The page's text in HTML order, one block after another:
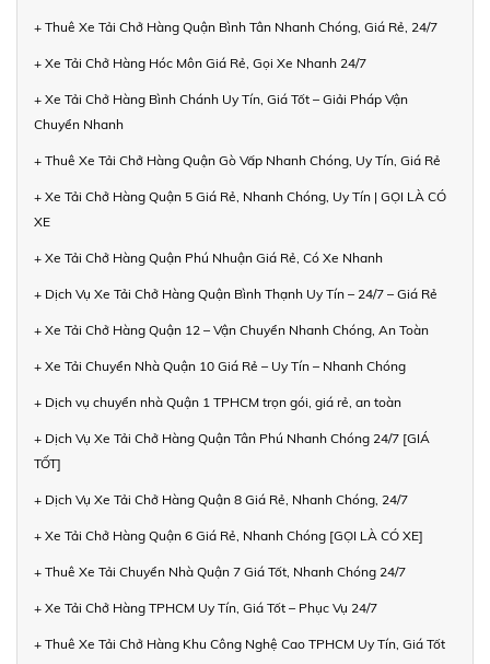
+ Thuê Xe Tải Chở Hàng Quận Bình Tân Nhanh Chóng, Giá Rẻ, 24/7
+ Xe Tải Chở Hàng Hóc Môn Giá Rẻ, Gọi Xe Nhanh 24/7
+ Xe Tải Chở Hàng Bình Chánh Uy Tín, Giá Tốt – Giải Pháp Vận
Chuyển Nhanh
+ Thuê Xe Tải Chở Hàng Quận Gò Vấp Nhanh Chóng, Uy Tín, Giá Rẻ
+ Xe Tải Chở Hàng Quận 5 Giá Rẻ, Nhanh Chóng, Uy Tín | GỌI LÀ CÓ
XE
+ Xe Tải Chở Hàng Quận Phú Nhuận Giá Rẻ, Có Xe Nhanh
+ Dịch Vụ Xe Tải Chở Hàng Quận Bình Thạnh Uy Tín – 24/7 – Giá Rẻ
+ Xe Tải Chở Hàng Quận 12 – Vận Chuyển Nhanh Chóng, An Toàn
+ Xe Tải Chuyển Nhà Quận 10 Giá Rẻ – Uy Tín – Nhanh Chóng
+ Dịch vụ chuyển nhà Quận 1 TPHCM trọn gói, giá rẻ, an toàn
+ Dịch Vụ Xe Tải Chở Hàng Quận Tân Phú Nhanh Chóng 24/7 [GIÁ
TỐT]
+ Dịch Vụ Xe Tải Chở Hàng Quận 8 Giá Rẻ, Nhanh Chóng, 24/7
+ Xe Tải Chở Hàng Quận 6 Giá Rẻ, Nhanh Chóng [GỌI LÀ CÓ XE]
+ Thuê Xe Tải Chuyển Nhà Quận 7 Giá Tốt, Nhanh Chóng 24/7
+ Xe Tải Chở Hàng TPHCM Uy Tín, Giá Tốt – Phục Vụ 24/7
+ Thuê Xe Tải Chở Hàng Khu Công Nghệ Cao TPHCM Uy Tín, Giá Tốt